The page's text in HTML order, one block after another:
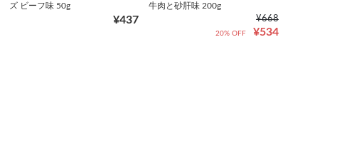
ズ ビーフ味 50g
¥437
牛肉と砂肝味 200g
¥668
¥534
20% OFF